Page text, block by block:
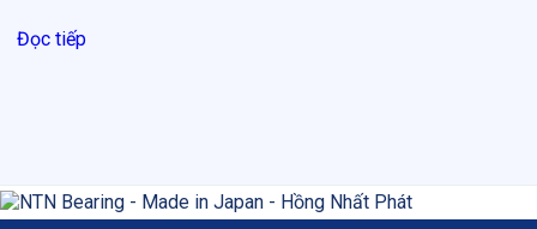
Đọc tiếp